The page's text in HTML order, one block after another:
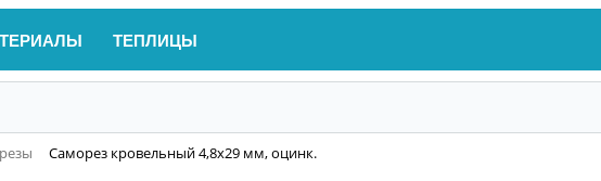
ТЕПЛИЦЫ
Саморез кровельный 4,8х29 мм, оцинк.